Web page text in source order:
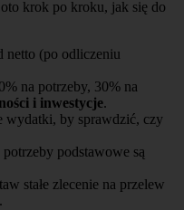
oto krok po kroku, jak się do
netto (po odliczeniu
na potrzeby, 30% na
i inwestycje.
wydatki, by sprawdzić, czy
podstawowe są
stałe zlecenie na przelew